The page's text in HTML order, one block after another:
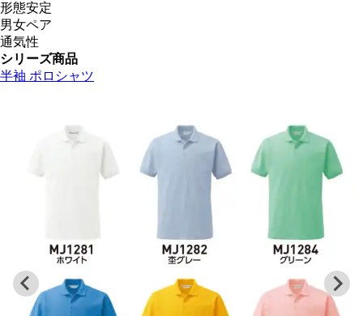
形態安定
男女ペア
通気性
シリーズ商品
半袖 ポロシャツ